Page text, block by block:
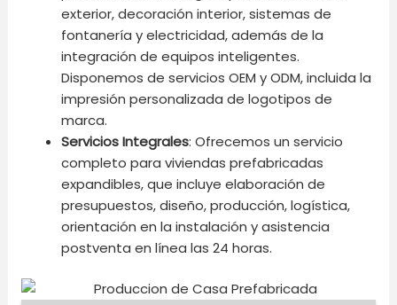
exterior, decoración interior, sistemas de
fontanería y electricidad, además de la
integración de equipos inteligentes.
Disponemos de servicios OEM y ODM, incluida la
impresión personalizada de logotipos de
marca.
Servicios Integrales: Ofrecemos un servicio
completo para viviendas prefabricadas
expandibles, que incluye elaboración de
presupuestos, diseño, producción, logística,
orientación en la instalación y asistencia
postventa en línea las 24 horas.